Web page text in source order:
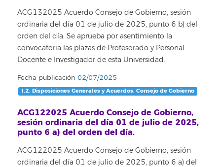
ACG132025 Acuerdo Consejo de Gobierno, sesión
ordinaria del día 01 de julio de 2025, punto 6 b) del
orden del día. Se aprueba por asentimiento la
convocatoria las plazas de Profesorado y Personal
Docente e Investigador de esta Universidad.
Fecha publicación 02/07/2025
I.2. Disposiciones Generales y Acuerdos. Consejo de Gobierno
ACG122025 Acuerdo Consejo de Gobierno,
sesión ordinaria del día 01 de julio de 2025,
punto 6 a) del orden del día.
ACG122025 Acuerdo Consejo de Gobierno, sesión
ordinaria del día 01 de julio de 2025, punto 6 a) del